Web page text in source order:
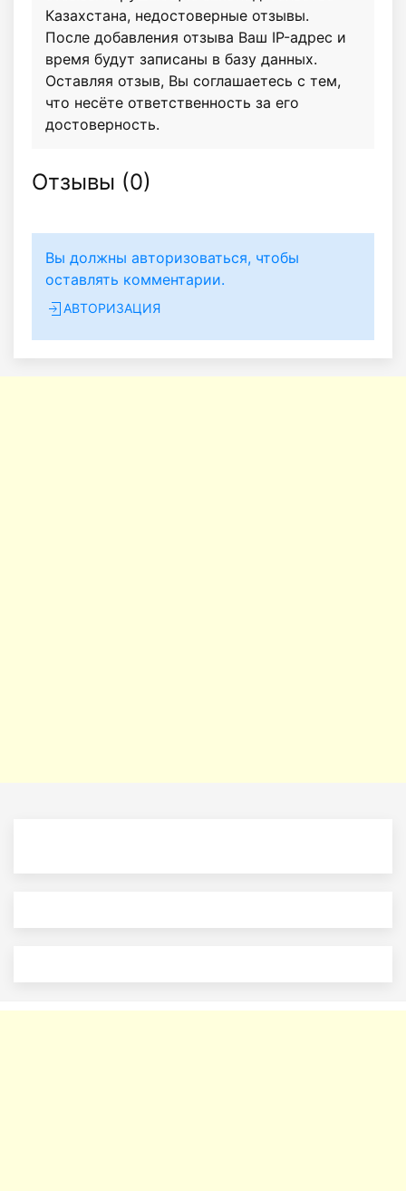
Казахстана, недостоверные отзывы.
После добавления отзыва Ваш IP-адрес и
время будут записаны в базу данных.
Оставляя отзыв, Вы соглашаетесь с тем,
что несёте ответственность за его
достоверность.
Отзывы (0)
Вы должны авторизоваться, чтобы
оставлять комментарии.
АВТОРИЗАЦИЯ